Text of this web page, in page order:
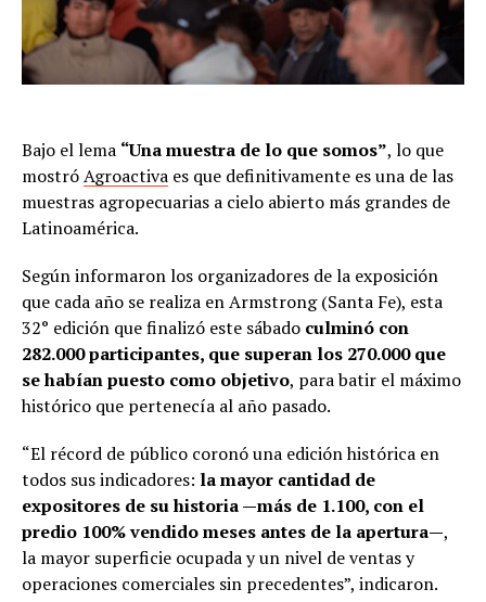
Bajo el lema “Una muestra de lo que somos”, lo que
mostróAgroactiva es que definitivamente es una de las
muestras agropecuarias a cielo abierto más grandes de
Latinoamérica.
Según informaron los organizadores de la exposición
que cada año se realiza en Armstrong (Santa Fe), esta
32° edición que finalizó este sábado culminó con
282.000 participantes, que superan los 270.000 que
se habían puesto como objetivo, para batir el máximo
histórico que pertenecía al año pasado.
“El récord de público coronó una edición histórica en
todos sus indicadores: la mayor cantidad de
expositores de su historia —más de 1.100, con el
predio 100% vendido meses antes de la apertura—,
la mayor superficie ocupada y un nivel de ventas y
operaciones comerciales sin precedentes”, indicaron.